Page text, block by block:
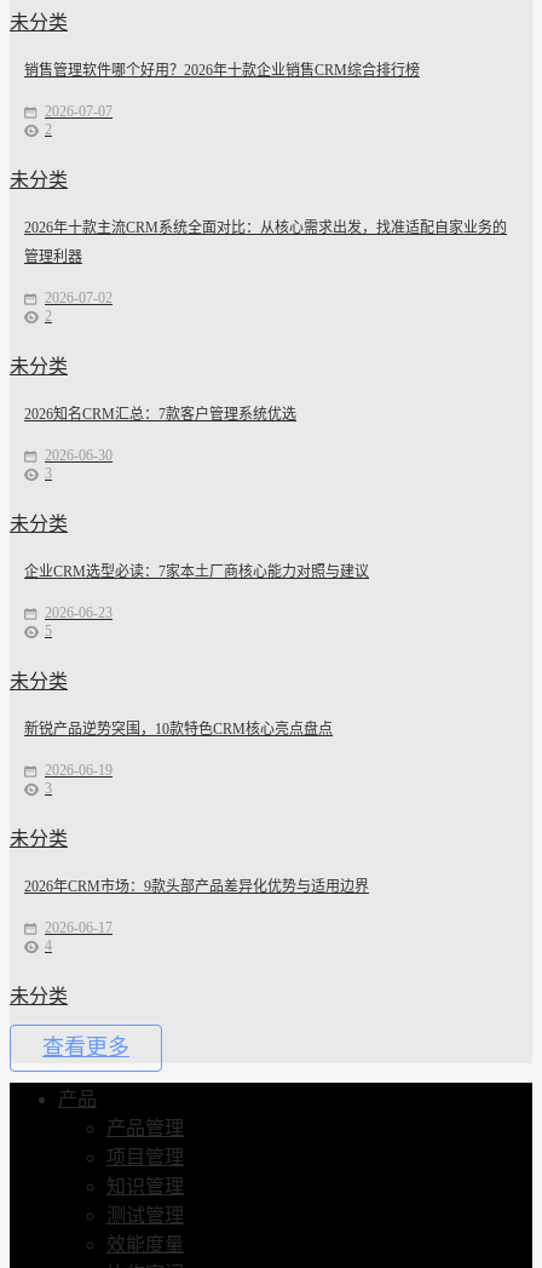
未分类
销售管理软件哪个好用？2026年十款企业销售CRM综合排行榜
2026-07-07
2
未分类
2026年十款主流CRM系统全面对比：从核心需求出发，找准适配自家业务的
管理利器
2026-07-02
2
未分类
2026知名CRM汇总：7款客户管理系统优选
2026-06-30
3
未分类
企业CRM选型必读：7家本土厂商核心能力对照与建议
2026-06-23
5
未分类
新锐产品逆势突围，10款特色CRM核心亮点盘点
2026-06-19
3
未分类
2026年CRM市场：9款头部产品差异化优势与适用边界
2026-06-17
4
未分类
查看更多
产品
产品管理
项目管理
知识管理
测试管理
效能度量